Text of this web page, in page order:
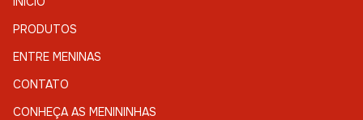
PRODUTOS
ENTRE MENINAS
CONTATO
CONHEÇA AS MENININHAS